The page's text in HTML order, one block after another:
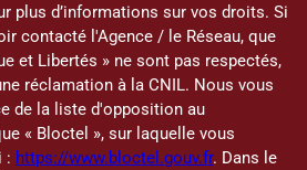
plus d’informations sur vos droits. Si
contacté l'Agence / le Réseau, que
et Libertés » ne sont pas respectés,
réclamation à la CNIL. Nous vous
de la liste d'opposition au
« Bloctel », sur laquelle vous
: https://www.bloctel.gouv.fr. Dans le